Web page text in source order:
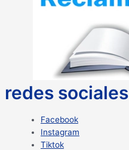
redes sociales
Facebook
Instagram
Tiktok